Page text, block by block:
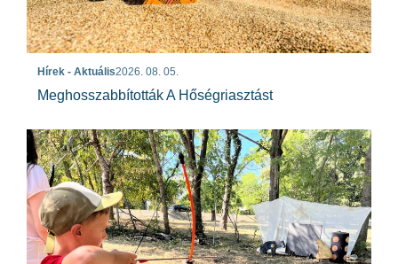
Hírek - Aktuális2026. 08. 05.
Meghosszabbították A Hőségriasztást